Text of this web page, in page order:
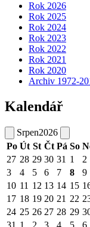
Rok 2026
Rok 2025
Rok 2024
Rok 2023
Rok 2022
Rok 2021
Rok 2020
Archiv 1972-
Kalendář
Srpen2026
Po Út St Čt Pá So
27 28 29 30 31 1
2
3
4 5 6 7 8
9
10 11 12 13 14 15
17 18 19 20 21 22
24 25 26 27 28 29